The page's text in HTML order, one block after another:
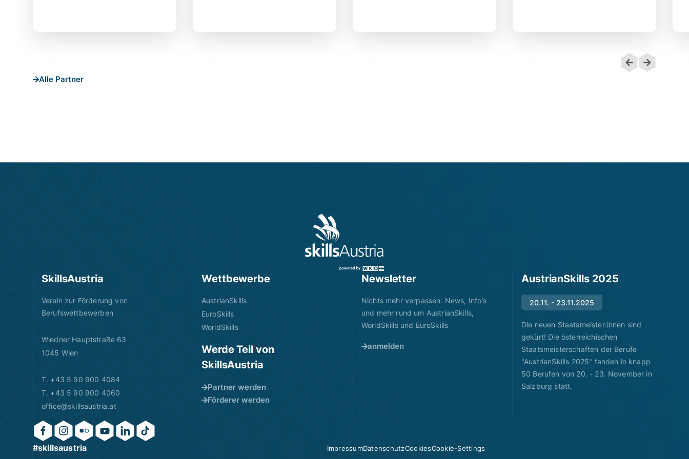
Alle Partner
SkillsAustria
Verein zur Förderung von
Berufswettbewerben
Wiedner Hauptstraße 63
1045 Wien
T. +43 5 90 900 4084
T. +43 5 90 900 4060
office@skillsaustria.at
Wettbewerbe
AustrianSkills
EuroSkills
WorldSkills
Werde Teil von
SkillsAustria
Partner werden
Förderer werden
Newsletter
Nichts mehr verpassen: News, Info's
und mehr rund um AustrianSkills,
WorldSkills und EuroSkills
anmelden
AustrianSkills 2025
20.11. - 23.11.2025
Die neuen Staatsmeister:innen sind
gekürt! Die österreichischen
Staatsmeisterschaften der Berufe
"AustrianSkills 2025" fanden in knapp
50 Berufen von 20. - 23. November in
Salzburg statt.
#skillsaustria ImpressumDatenschutzCookiesCookie-Settings